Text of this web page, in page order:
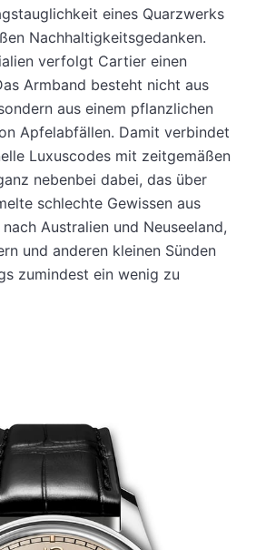
eines Quarzwerks
Nachhaltigkeitsgedanken.
verfolgt Cartier einen
Armband besteht nicht aus
aus einem pflanzlichen
Apfelabfällen. Damit verbindet
Luxuscodes mit zeitgemäßen
nebenbei dabei, das über
schlechte Gewissen aus
Australien und Neuseeland,
und anderen kleinen Sünden
zumindest ein wenig zu